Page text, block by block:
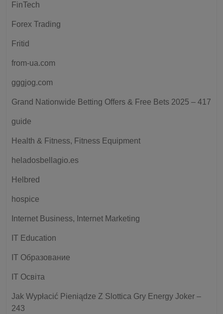
FinTech
Forex Trading
Fritid
from-ua.com
gggjog.com
Grand Nationwide Betting Offers & Free Bets 2025 – 417
guide
Health & Fitness, Fitness Equipment
heladosbellagio.es
Helbred
hospice
Internet Business, Internet Marketing
IT Education
IT Образование
IT Освіта
Jak Wypłacić Pieniądze Z Slottica Gry Energy Joker –
243